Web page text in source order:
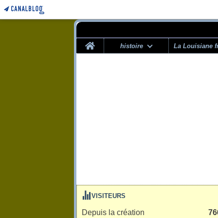
Home
histoire La Louisiane
VISITEURS
Depuis la création